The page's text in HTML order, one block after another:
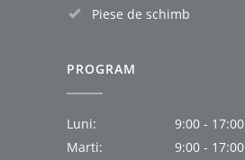
Piese de schimb
PROGRAM
Luni:
9:00 - 17:00
Marti:
9:00 - 17:00